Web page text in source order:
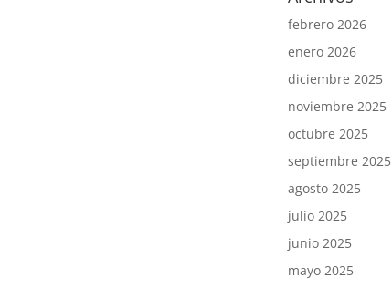
febrero 2026
enero 2026
diciembre 2025
noviembre 2025
octubre 2025
septiembre 2025
agosto 2025
julio 2025
junio 2025
mayo 2025